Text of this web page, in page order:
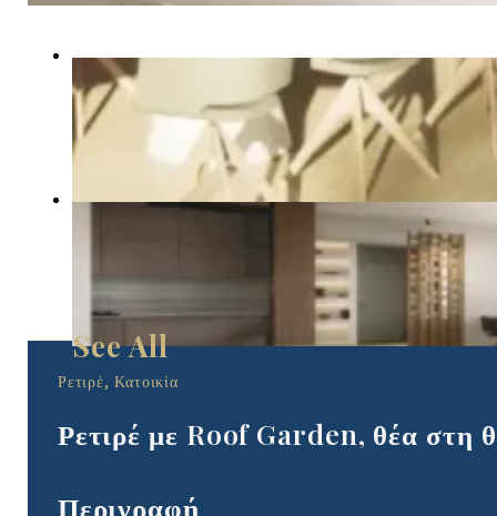
Ρετιρέ, Κατοικία
Ρετιρέ με Roof Garden, θέα
Περιγραφή